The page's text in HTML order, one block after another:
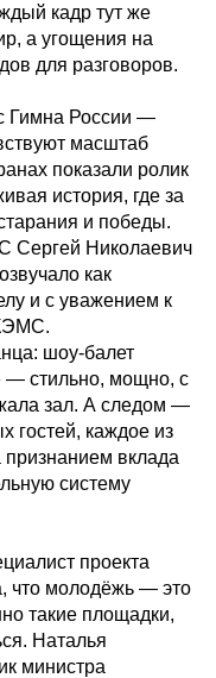
кадр тут же
а угощения на
для разговоров.
Гимна России —
масштаб
показали ролик
история, где за
и победы.
Сергей Николаевич
как
и с уважением к
шоу‑балет
— стильно, мощно, с
зал. А следом —
гостей, каждое из
вклада
систему
проекта
что молодёжь — это
такие площадки,
Наталья
министра